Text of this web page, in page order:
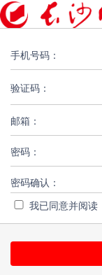
手机号码：
验证码：
邮箱：
密码：
密码确认：
我已同意并阅读